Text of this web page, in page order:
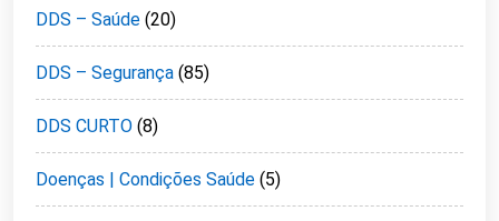
DDS – Saúde (20)
DDS – Segurança (85)
DDS CURTO (8)
Doenças | Condições Saúde (5)